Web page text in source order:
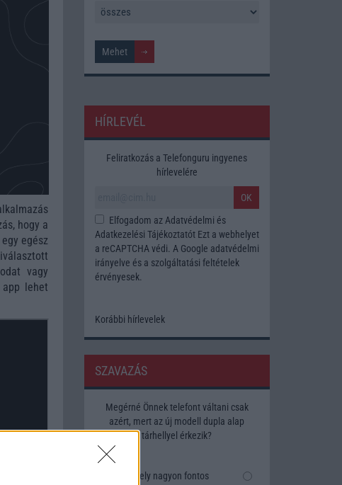
hogy a
egész
vagy
lehet
HÍRLEVÉL
Feliratkozás a Telefonguru ingyenes
hírlevelére
OK
Elfogadom az Adatvédelmi és
Adatkezelési TájékoztatótEzt a webhelyet
a reCAPTCHA védi. A Google adatvédelmi
irányelve és a szolgáltatási feltételek
érvényesek.
Korábbi hírlevelek
SZAVAZÁS
Megérné Önnek telefont váltani csak
azért, mert az új modell dupla alap
tárhellyel érkezik?
Igen, a tárhely nagyon fontos